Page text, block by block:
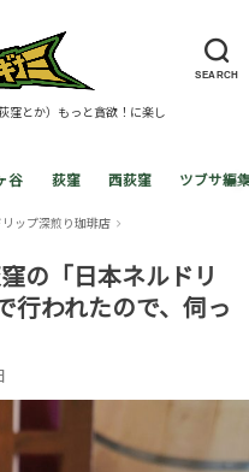
SEARCH
窪とか）もっと貪欲！に楽し
谷 荻窪 西荻窪 ツブサ編
ップ深煎り珈琲店
の「日本ネルドリ
行われたので、伺っ